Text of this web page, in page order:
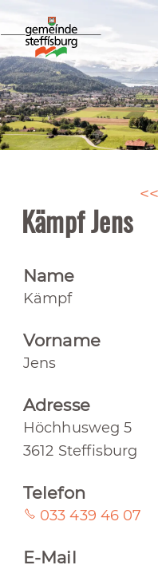
Kämpf Jens
Name
Kämpf
Vorname
Jens
Adresse
Höchhusweg 5
3612 Steffisburg
Telefon
033 439 46 07
E-Mail